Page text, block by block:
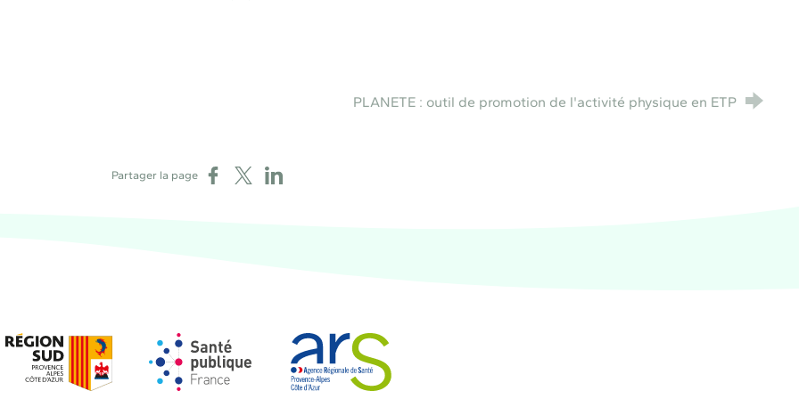
PLANETE : outil de promotion de l'activité physique en ETP
Partager la page Partager sur Facebook
Partager sur XPartager sur LinkedIn
Région Sud Santé publique FranceAgence régionale de santé PACA